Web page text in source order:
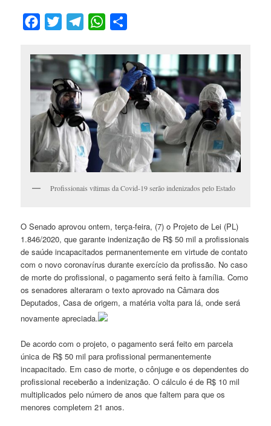
Facebook
Twitter TelegramWhatsApp
Profissionais vítimas da Covid-19 serão indenizados pelo Estado
O Senado aprovou ontem, terça-feira, (7) o Projeto de Lei (PL)
1.846/2020, que garante indenização de R$ 50 mil a profissionais
de saúde incapacitados permanentemente em virtude de contato
com o novo coronavírus durante exercício da profissão. No caso
de morte do profissional, o pagamento será feito à família. Como
os senadores alteraram o texto aprovado na Câmara dos
Deputados, Casa de origem, a matéria volta para lá, onde será
novamente apreciada.
De acordo com o projeto, o pagamento será feito em parcela
única de R$ 50 mil para profissional permanentemente
incapacitado. Em caso de morte, o cônjuge e os dependentes do
profissional receberão a indenização. O cálculo é de R$ 10 mil
multiplicados pelo número de anos que faltem para que os
menores completem 21 anos.